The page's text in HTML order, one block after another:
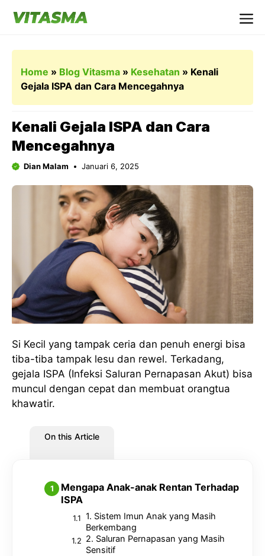
Home » Blog Vitasma » Kesehatan » Kenali
Gejala ISPA dan Cara Mencegahnya
Kenali Gejala ISPA dan Cara
Mencegahnya
Dian Malam Januari 6, 2025
Si Kecil yang tampak ceria dan penuh energi bisa
tiba-tiba tampak lesu dan rewel. Terkadang,
gejala ISPA (Infeksi Saluran Pernapasan Akut) bisa
muncul dengan cepat dan membuat orangtua
khawatir.
On this Article
Mengapa Anak-anak Rentan Terhadap
ISPA
1. Sistem Imun Anak yang Masih
Berkembang
2. Saluran Pernapasan yang Masih
Sensitif